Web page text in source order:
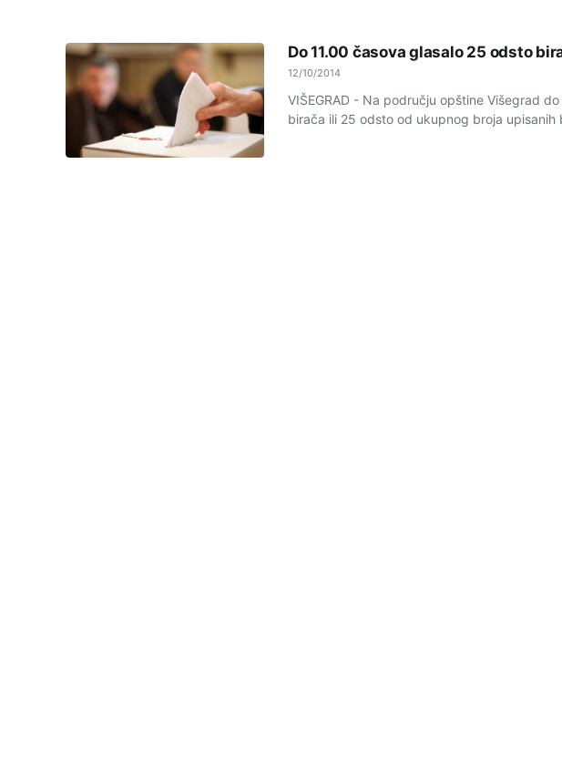
Do 11.00 časova glasalo 25 odsto
12/10/2014
VIŠEGRAD - Na području opštine Višegrad
birača ili 25 odsto od ukupnog broja upisanih